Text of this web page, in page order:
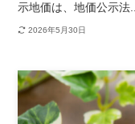
示地価は、地価公示法...
2026年5月30日